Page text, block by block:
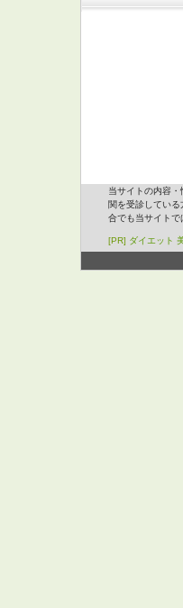
当サイトの内容
関を受診してい
合でも当サイトで
[PR] ダイエット